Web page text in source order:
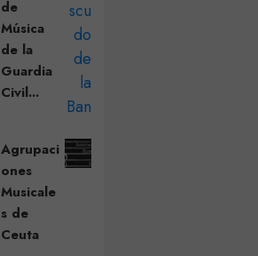
de
Música
de la
Guardia
Civil...
Agrupaci
ones
Musicale
s de
Ceuta